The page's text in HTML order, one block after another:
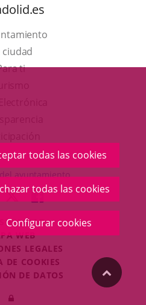
todas las cookies
todas las cookies
Configurar cookies
ciudad
ti
en
una
ventana
nueva.
aplicación
externa.
ayuntamiento
ENLACE
A
UNA
APLICACIÓN
EXTERNA.
ENLACE
A
UNA
EXTERNA.
WEB
LEGALES
DE COOKIES
DE DATOS
Iniciar
"Volver